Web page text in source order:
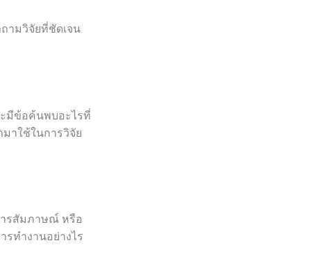
ามวิจัยที่ชัดเจน
ะมีข้อค้นพบอะไรที่
าใช้ในการวิจัย
ารสัมภาษณ์ หรือ
รทำงานอย่างไร